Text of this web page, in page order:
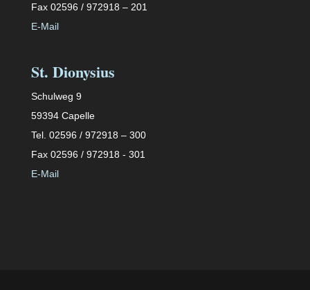
Fax 02596 / 972918 – 201
E-Mail
St. Dionysius
Schulweg 9
59394 Capelle
Tel. 02596 / 972918 – 300
Fax 02596 / 972918 - 301
E-Mail